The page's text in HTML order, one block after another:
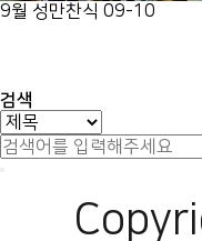
9월 성만찬식 09-10
검색